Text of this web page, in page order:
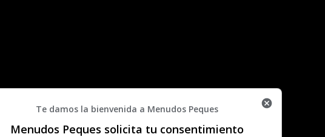
Te damos la bienvenida a Menudos Peques
Menudos Peques solicita tu consentimiento